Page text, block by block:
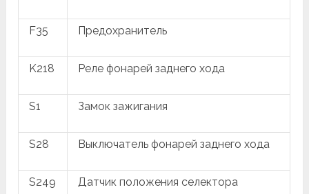
F35 Предохранитель
K218 Реле фонарей заднего хода
S1 Замок зажигания
S28 Выключатель фонарей заднего хода
S249 Датчик положения селектора